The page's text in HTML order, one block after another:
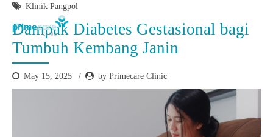
Klinik Pangpol
Dampak Diabetes Gestasional bagi
Tumbuh Kembang Janin
May 15, 2025 by Primecare Clinic